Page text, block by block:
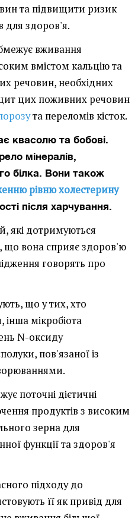
та підвищити ризик
для здоров'я.
вживання
вмістом кальціюта
речовин, необхідних
цих поживних речовин
та переломів кісток.
квасолю та бобові.
мінералів,
білка. Вони також
рівню холестерину
після харчування.
які дотримуються
що вона сприяє здоров'ю
говорять про
що у тих, хто
інша мікробіота
N-оксиду
пов'язаної із
поточні дієтичні
продуктів з високим
зерна для
функції та здоров'я
підходу до
її як привід для